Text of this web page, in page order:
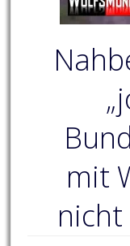
mit
nicht